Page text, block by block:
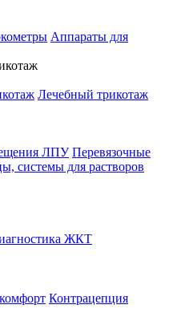
Аппараты для
Лечебный трикотаж
ЛПУ Перевязочные
системы для растворов
ЖКТ
Контрацепция